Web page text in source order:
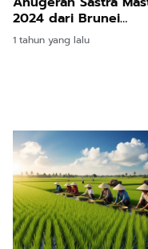
2024 dari Brunei
Darussalam: Inspirasi
bagi Generasi Muda
1 tahun yang lalu